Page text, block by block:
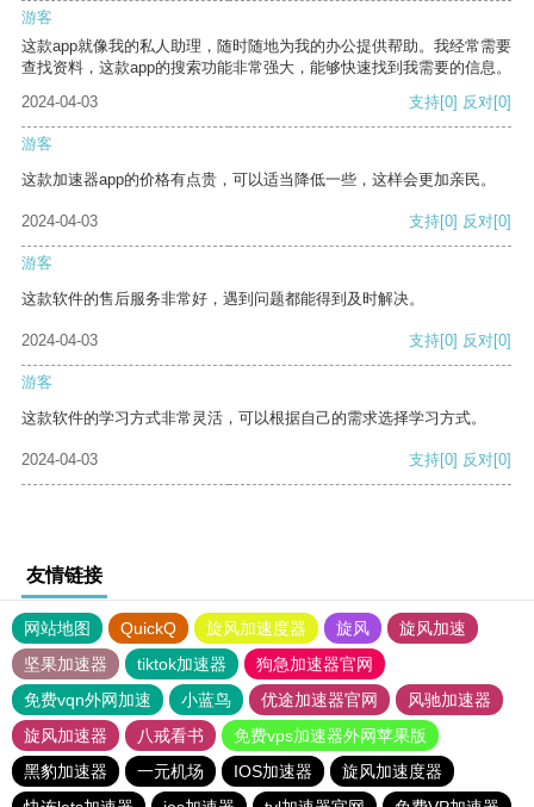
游客
这款app就像我的私人助理，随时随地为我的办公提供帮助。我经常需要
查找资料，这款app的搜索功能非常强大，能够快速找到我需要的信息。
2024-04-03
支持[0] 反对[0]
游客
这款加速器app的价格有点贵，可以适当降低一些，这样会更加亲民。
2024-04-03 支持[0] 反对[0]
游客
这款软件的售后服务非常好，遇到问题都能得到及时解决。
2024-04-03 支持[0] 反对[0]
游客
这款软件的学习方式非常灵活，可以根据自己的需求选择学习方式。
2024-04-03 支持[0] 反对[0]
友情链接
网站地图 QuickQ 旋风加速度器 旋风
旋风加速
坚果加速器
tiktok加速器
狗急加速器官网
免费vqn外网加速
小蓝鸟 优途加速器官网
风驰加速器
旋风加速器
八戒看书
免费vps加速器外网苹果版
黑豹加速器
一元机场 IOS加速器
旋风加速度器